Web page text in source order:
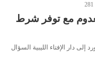
281
مع توفر شرط
الرَّحْمَنِ الرَّحِيمِ رقم الفتوى (5879) ورد إلى دار الإفتاء الليبية السؤال